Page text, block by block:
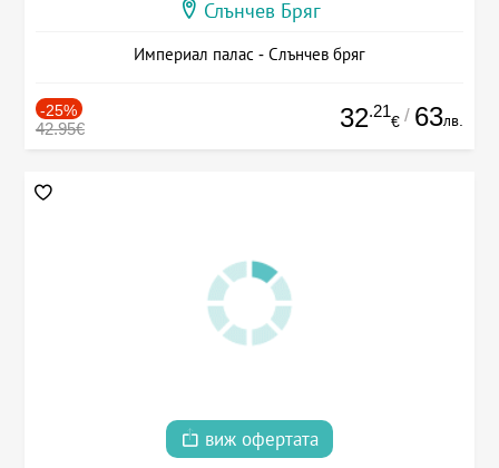
Слънчев Бряг
Империал палас - Слънчев бряг
-25%
42.95€ 32.21
€ / 63лв.
виж офертата